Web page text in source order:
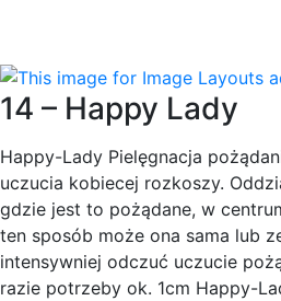
14 – Happy Lady
Happy-Lady Pielęgnacja
uczucia kobiecej rozkoszy.
gdzie jest to pożądane, w
ten sposób może ona sama lub
intensywniej odczuć uczucie
razie potrzeby ok. 1cm Happy-